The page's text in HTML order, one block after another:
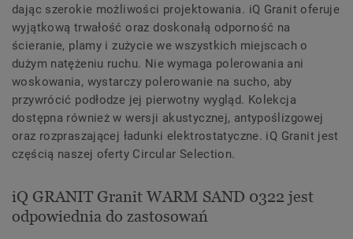
dając szerokie możliwości projektowania. iQ Granit oferuje
wyjątkową trwałość oraz doskonałą odporność na
ścieranie, plamy i zużycie we wszystkich miejscach o
dużym natężeniu ruchu. Nie wymaga polerowania ani
woskowania, wystarczy polerowanie na sucho, aby
przywrócić podłodze jej pierwotny wygląd. Kolekcja
dostępna również w wersji akustycznej, antypoślizgowej
oraz rozpraszającej ładunki elektrostatyczne. iQ Granit jest
częścią naszej oferty Circular Selection.
iQ GRANIT Granit WARM SAND 0322 jest
odpowiednia do zastosowań